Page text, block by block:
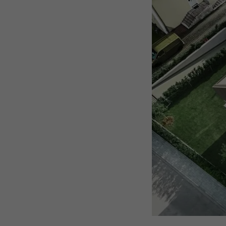
NAVN
UDBYDER
FORLØB
FORMÅL
NAVN
UDBYDER
FORLØB
FORMÅL
NAVN
UDBYDER
FORLØB
FORMÅL
UDBYDER
FORLØB
FORMÅL